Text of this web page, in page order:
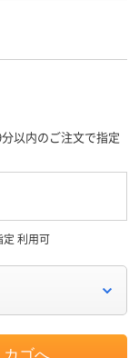
以内のご注文で指定
定 利用可